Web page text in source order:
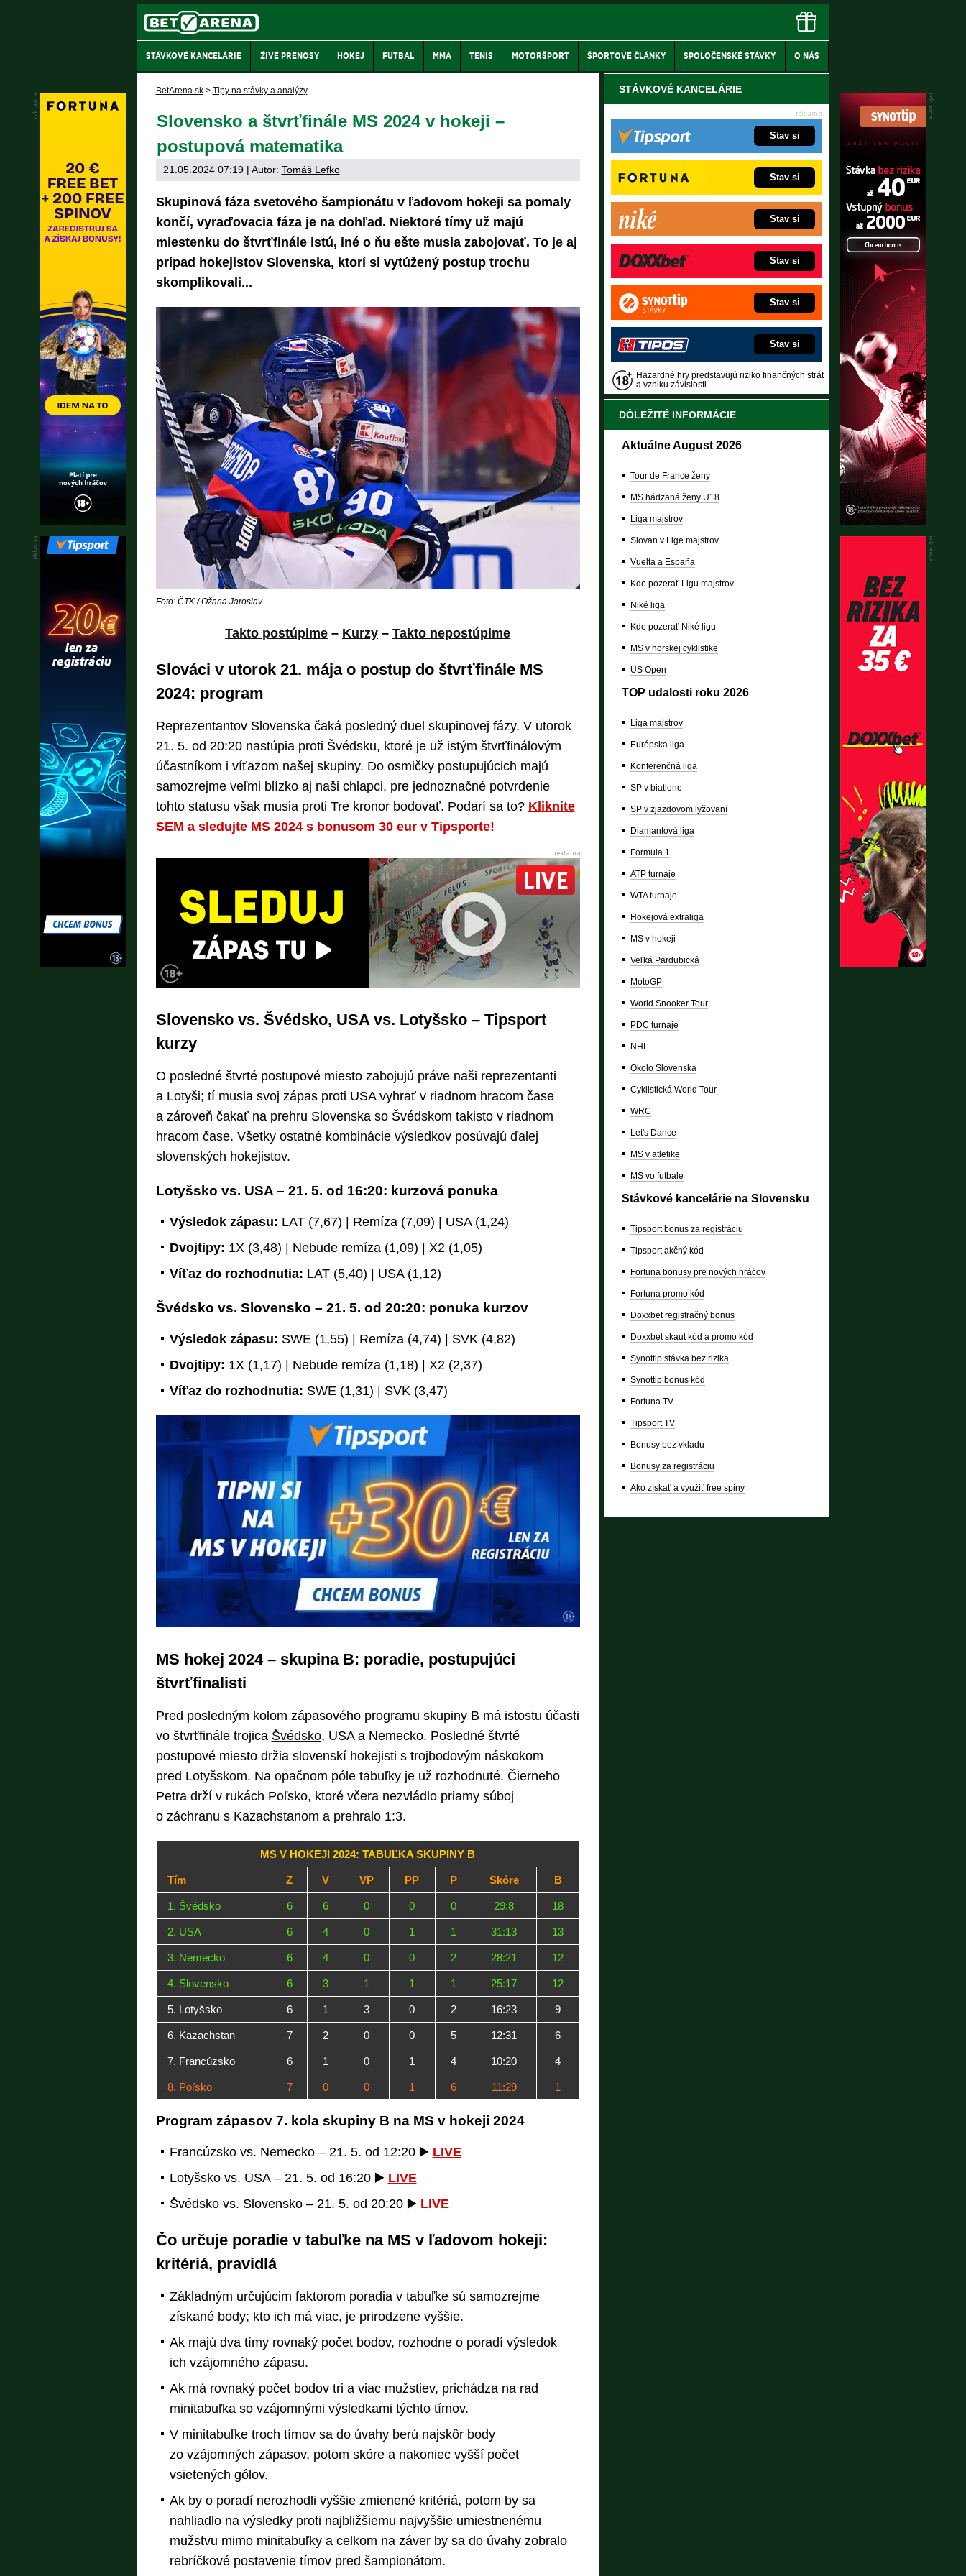
STÁVKOVÉ KANCELÁRIE ŽIVÉ PRENOSY HOKEJ FUTBAL MMA TENIS MOTORŠPORT ŠPORTOVÉ ČLÁNKY SPOLOČENSKÉ STÁVKY O NÁS
BetArena.sk > Tipy na stávky a analýzy
Slovensko a štvrťfinále MS 2024 v hokeji –
postupová matematika
21.05.2024 07:19| Autor: Tomáš Lefko
Skupinová fáza svetového šampionátu v ľadovom hokeji sa pomaly
končí, vyraďovacia fáza je na dohľad. Niektoré tímy už majú
miestenku do štvrťfinále istú, iné o ňu ešte musia zabojovať. To je aj
prípad hokejistov Slovenska, ktorí si vytúžený postup trochu
skomplikovali...
Foto: ČTK / Ožana Jaroslav
Takto postúpime – Kurzy – Takto nepostúpime
Slováci v utorok 21. mája o postup do štvrťfinále MS
2024: program
Reprezentantov Slovenska čaká posledný duel skupinovej fázy. V utorok
21. 5. od 20:20 nastúpia proti Švédsku, ktoré je už istým štvrťfinálovým
účastníkom i víťazom našej skupiny. Do osmičky postupujúcich majú
samozrejme veľmi blízko aj naši chlapci, pre jednoznačné potvrdenie
tohto statusu však musia proti Tre kronor bodovať. Podarí sa to? Kliknite
SEM a sledujte MS 2024 s bonusom 30 eur v Tipsporte!
Slovensko vs. Švédsko, USA vs. Lotyšsko – Tipsport
kurzy
O posledné štvrté postupové miesto zabojujú práve naši reprezentanti
a Lotyši; tí musia svoj zápas proti USA vyhrať v riadnom hracom čase
a zároveň čakať na prehru Slovenska so Švédskom takisto v riadnom
hracom čase. Všetky ostatné kombinácie výsledkov posúvajú ďalej
slovenských hokejistov.
Lotyšsko vs. USA – 21. 5. od 16:20: kurzová ponuka
Výsledok zápasu: LAT (7,67) | Remíza (7,09) | USA (1,24)
Dvojtipy: 1X (3,48) | Nebude remíza (1,09) | X2 (1,05)
Víťaz do rozhodnutia: LAT (5,40) | USA (1,12)
Švédsko vs. Slovensko – 21. 5. od 20:20: ponuka kurzov
Výsledok zápasu: SWE (1,55) | Remíza (4,74) | SVK (4,82)
Dvojtipy: 1X (1,17) | Nebude remíza (1,18) | X2 (2,37)
Víťaz do rozhodnutia: SWE (1,31) | SVK (3,47)
MS hokej 2024 – skupina B: poradie, postupujúci
štvrťfinalisti
Pred posledným kolom zápasového programu skupiny B má istostu účasti
vo štvrťfinále trojica Švédsko, USA a Nemecko. Posledné štvrté
postupové miesto držia slovenskí hokejisti s trojbodovým náskokom
pred Lotyšskom. Na opačnom póle tabuľky je už rozhodnuté. Čierneho
Petra drží v rukách Poľsko, ktoré včera nezvládlo priamy súboj
o záchranu s Kazachstanom a prehralo 1:3.
MS V HOKEJI 2024: TABUĽKA SKUPINY B
Tím Z V VP PP P Skóre B
1. Švédsko 6 6 0 0 0 29:8 18
2. USA 6 4 0 1 1 31:13 13
3. Nemecko 6 4 0 0 2 28:21 12
4. Slovensko 6 3 1 1 1 25:17 12
5. Lotyšsko 6 1 3 0 2 16:23 9
6. Kazachstan 7 2 0 0 5 12:31 6
7. Francúzsko 6 1 0 1 4 10:20 4
8. Poľsko 7 0 0 1 6 11:29 1
Program zápasov 7. kola skupiny B na MS v hokeji 2024
Francúzsko vs. Nemecko – 21. 5. od 12:20 ▶️ LIVE
Lotyšsko vs. USA – 21. 5. od 16:20 ▶️ LIVE
Švédsko vs. Slovensko – 21. 5. od 20:20 ▶️ LIVE
Čo určuje poradie v tabuľke na MS v ľadovom hokeji:
kritériá, pravidlá
Základným určujúcim faktorom poradia v tabuľke sú samozrejme
získané body; kto ich má viac, je prirodzene vyššie.
Ak majú dva tímy rovnaký počet bodov, rozhodne o poradí výsledok
ich vzájomného zápasu.
Ak má rovnaký počet bodov tri a viac mužstiev, prichádza na rad
minitabuľka so vzájomnými výsledkami týchto tímov.
V minitabuľke troch tímov sa do úvahy berú najskôr body
zo vzájomných zápasov, potom skóre a nakoniec vyšší počet
vsietených gólov.
Ak by o poradí nerozhodli vyššie zmienené kritériá, potom by sa
nahliadlo na výsledky proti najbližšiemu najvyššie umiestnenému
mužstvu mimo minitabuľky a celkom na záver by sa do úvahy zobralo
rebríčkové postavenie tímov pred šampionátom.
STÁVKOVÉ KANCELÁRIE
Stav si
Stav si
Stav si
Stav si
Stav si
Stav si
Hazardné hry predstavujú riziko finančných strát
a vzniku závislosti.
DÔLEŽITÉ INFORMÁCIE
Aktuálne August 2026
Tour de France ženy
MS hádzaná ženy U18
Liga majstrov
Slovan v Lige majstrov
Vuelta a España
Kde pozerať Ligu majstrov
Niké liga
Kde pozerať Niké ligu
MS v horskej cyklistike
US Open
TOP udalosti roku 2026
Liga majstrov
Európska liga
Konferenčná liga
SP v biatlone
SP v zjazdovom lyžovaní
Diamantová liga
Formula 1
ATP turnaje
WTA turnaje
Hokejová extraliga
MS v hokeji
Veľká Pardubická
MotoGP
World Snooker Tour
PDC turnaje
NHL
Okolo Slovenska
Cyklistická World Tour
WRC
Let's Dance
MS v atletike
MS vo futbale
Stávkové kancelárie na Slovensku
Tipsport bonus za registráciu
Tipsport akčný kód
Fortuna bonusy pre nových hráčov
Fortuna promo kód
Doxxbet registračný bonus
Doxxbet skaut kód a promo kód
Synottip stávka bez rizika
Synottip bonus kód
Fortuna TV
Tipsport TV
Bonusy bez vkladu
Bonusy za registráciu
Ako získať a využiť free spiny